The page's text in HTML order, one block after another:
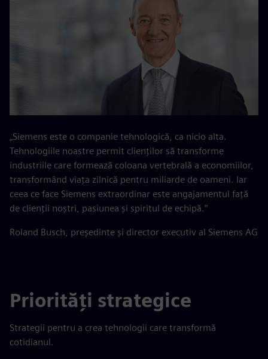
„Siemens este o companie tehnologică, ca nicio alta.
Tehnologiile noastre permit clienților să transforme
industriile care formează coloana vertebrală a economiilor,
transformând viața zilnică pentru miliarde de oameni. Iar
ceea ce face Siemens extraordinar este angajamentul față
de clienții noștri, pasiunea și spiritul de echipă.”
Roland Busch, președinte și director executiv al Siemens AG
Priorități strategice
Strategii pentru a crea tehnologii care transformă
cotidianul.